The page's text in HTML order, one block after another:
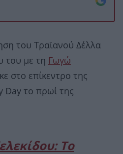
του Τραϊανού Δέλλα
του με τη Γωγώ
στο επίκεντρο της
Day το πρωί της
Το